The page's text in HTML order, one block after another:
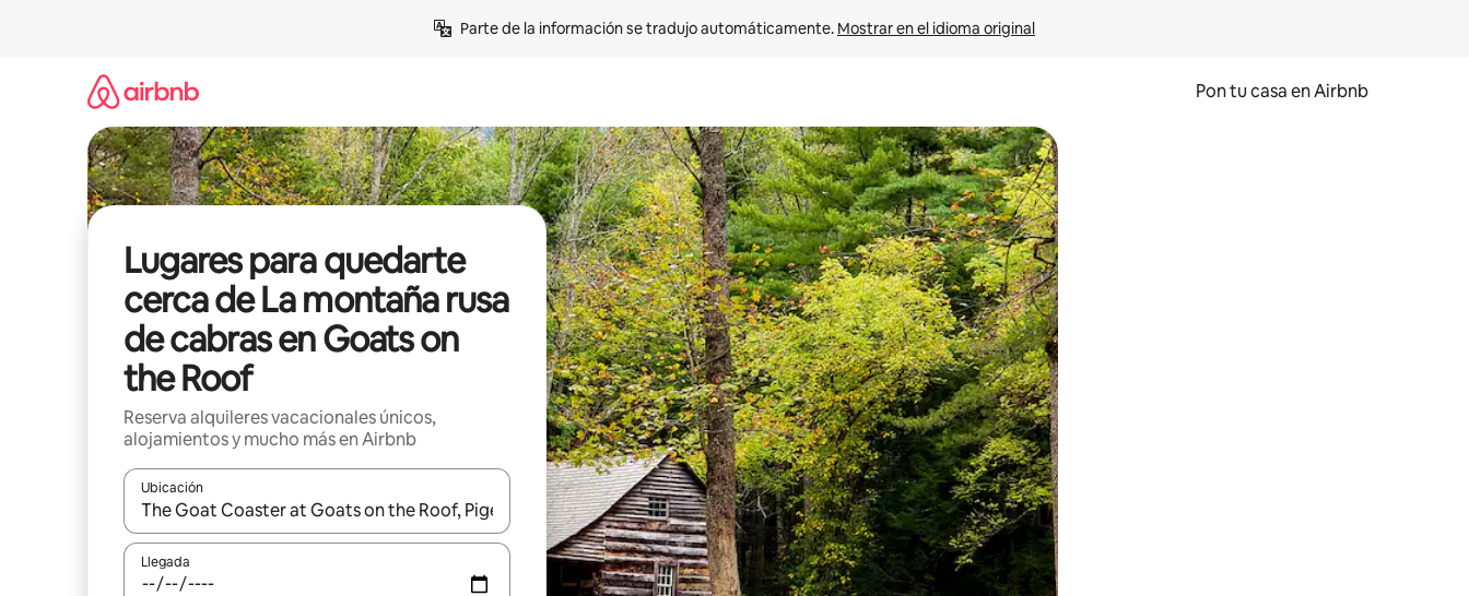
Parte de la información se tradujo automáticamente. Mostrar en el idioma original
Pon tu casa en Airbnb
Lugares para quedarte
cerca de La montaña rusa
de cabras en Goats on
the Roof
Reserva alquileres vacacionales únicos,
alojamientos y mucho más en Airbnb
Ubicación
Cuando los resultados estén disponibles, navega con las teclas de flecha hacia arriba y hacia abajo o explora con el tacto o desliza el dedo.
Llegada